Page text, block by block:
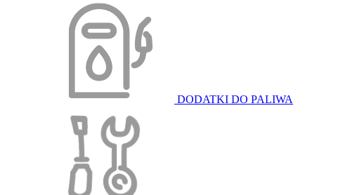
DODATKI DO PALIWA